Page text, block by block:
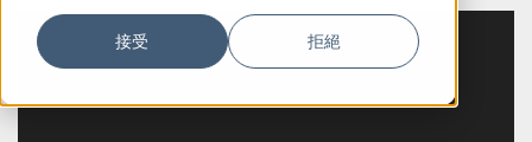
接受 拒絕